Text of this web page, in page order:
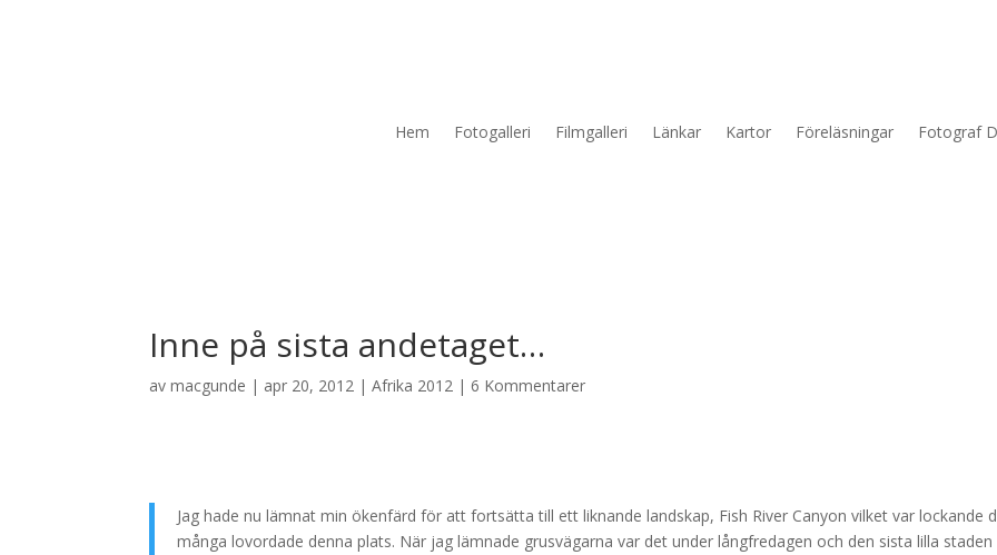
Hem Fotogalleri Filmgalleri Länkar Kartor Föreläsningar Fotograf
Inne på sista andetaget…
avmacgunde | apr 20, 2012 |Afrika 2012 |6 Kommentarer
Jag hade nu lämnat min ökenfärd för att fortsätta till ett liknande landskap, Fish River Canyon vilket var lockande
många lovordade denna plats. När jag lämnade grusvägarna var det under långfredagen och den sista lilla staden